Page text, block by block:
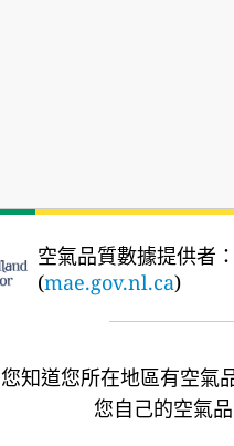
空氣品質數據提供者：
(mae.gov.nl.ca)
您知道您所在地區有空氣
您自己的空氣